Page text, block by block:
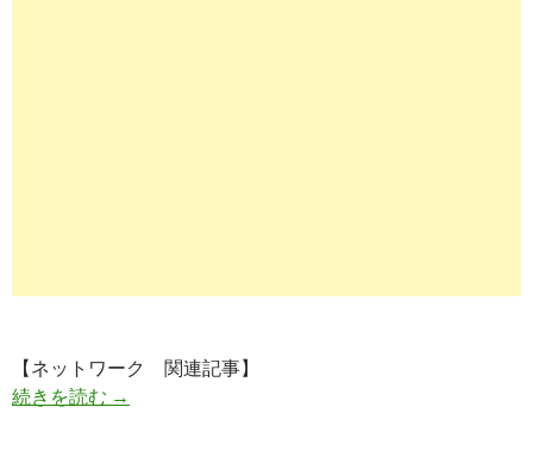
【ネットワーク 関連記事】
続きを読む 知識・経験をつなげることの重要性｜クリエイ
→